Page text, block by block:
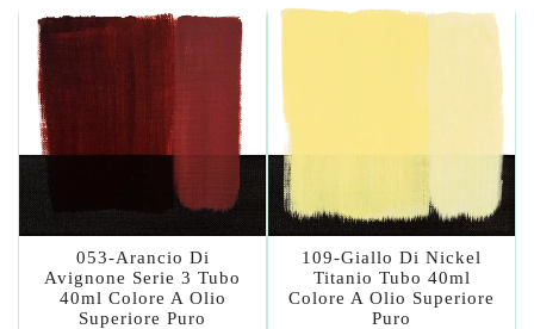
053-Arancio Di
Avignone Serie 3 Tubo
40ml Colore A Olio
Superiore Puro
109-Giallo Di Nickel
Titanio Tubo 40ml
Colore A Olio Superiore
Puro